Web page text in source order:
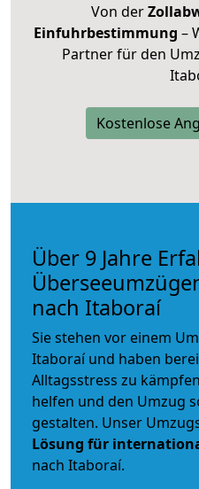
Von der
Einfuhrbestimmung –
Partner für den
Kostenlose
Über 9 Jahre
nach Itaboraí
Sie stehen vor einem
Itaboraí und haben
Alltagsstress zu
helfen und den Umzug
gestalten. Unser
Lösung für
nach Itaboraí.